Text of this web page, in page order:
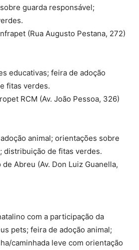
guarda responsável;
(Rua Augusto Pestana, 272)
educativas; feira de adoção
fitas verdes.
RCM (Av. João Pessoa, 326)
animal; orientações sobre
distribuição de fitas verdes.
Abreu (Av. Don Luiz Guanella,
com a participação da
pets; feira de adoção animal;
caminhada leve com orientação